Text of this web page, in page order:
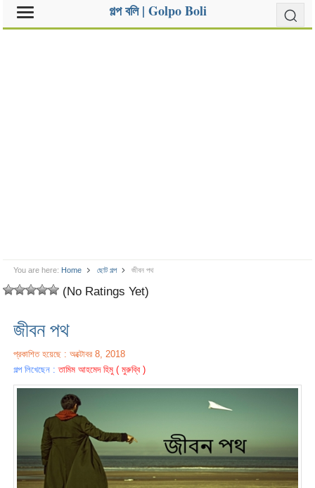
গল্প বলি | Golpo Boli
You are here: Home ছোট গল্প জীবন পথ
(No Ratings Yet)
জীবন পথ
প্রকাশিত হয়েছে : অক্টোবর 8, 2018
গল্প লিখেছেন :তামিম আহমেদ হিমু ( মুরুব্বি )